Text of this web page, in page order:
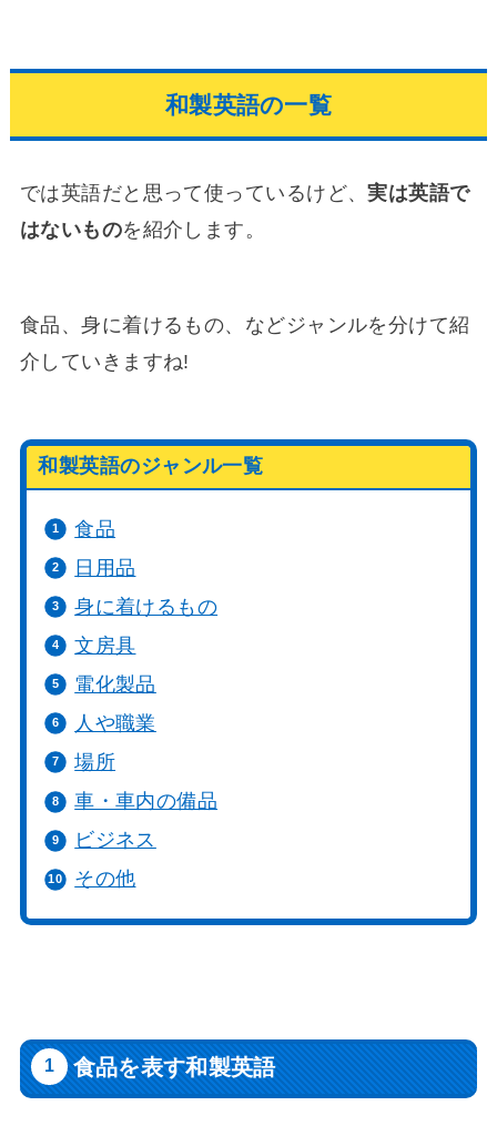
和製英語の一覧
では英語だと思って使っているけど、実は英語で
はないものを紹介します。
食品、身に着けるもの、などジャンルを分けて紹
介していきますね!
和製英語のジャンル一覧
食品
日用品
身に着けるもの
文房具
電化製品
人や職業
場所
車・車内の備品
ビジネス
その他
食品を表す和製英語